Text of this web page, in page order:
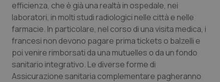
efficienza, che è già una realtà in ospedale, nei
laboratori, in molti studi radiologici nelle città e nelle
farmacie. In particolare, nel corso di una visita medica, i
francesi non devono pagare prima tickets o balzelli e
poi venire rimborsati da una mutuelles o da un fondo
sanitario integrativo. Le diverse forme di
Assicurazione sanitaria complementare pagheranno